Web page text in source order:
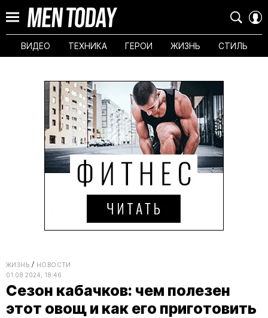
ВИДЕО ТЕХНИКА ГЕРОИ ЖИЗНЬ СТИЛЬ
ЖИЗНЬ
НОВОСТИ
01.08.2024, 18:46
Сезон кабачков: чем полезен
этот овощ и как его приготовить